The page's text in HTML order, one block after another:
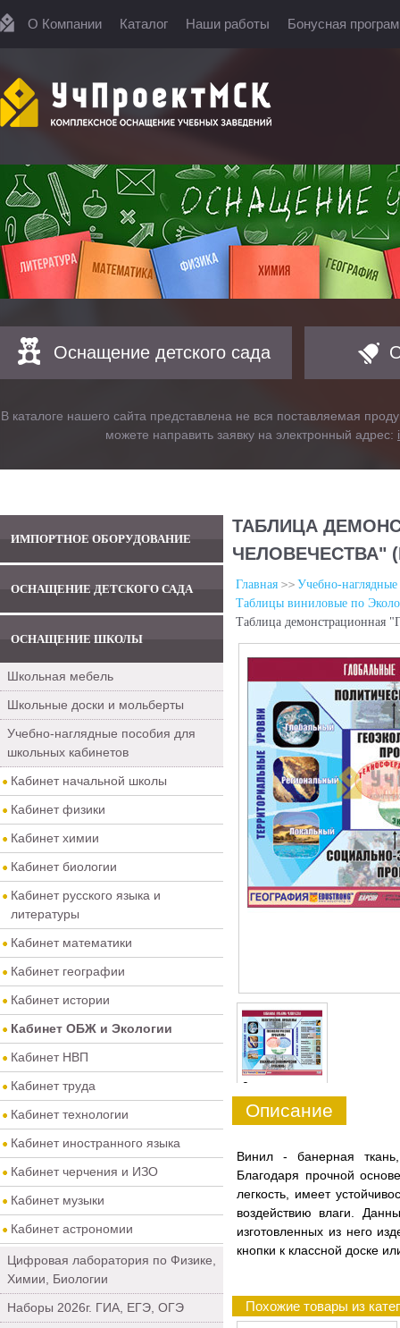
О Компании Каталог Наши работы Бонусная
Оснащение детского сада
В каталоге нашего сайта представлена не вся поставляемая
можете направить заявку на электронный адрес:
ИМПОРТНОЕ ОБОРУДОВАНИЕ
ОСНАЩЕНИЕ ДЕТСКОГО САДА
ОСНАЩЕНИЕ ШКОЛЫ
Школьная мебель
Школьные доски и мольберты
Учебно-наглядные пособия для
школьных кабинетов
Кабинет начальной школы
Кабинет физики
Кабинет химии
Кабинет биологии
Кабинет русского языка и
литературы
Кабинет математики
Кабинет географии
Кабинет истории
Кабинет ОБЖ и Экологии
Кабинет НВП
Кабинет труда
Кабинет технологии
Кабинет иностранного языка
Кабинет черчения и ИЗО
Кабинет музыки
Кабинет астрономии
Цифровая лаборатория по Физике,
Химии, Биологии
Наборы 2026г. ГИА, ЕГЭ, ОГЭ
ТАБЛИЦА
ЧЕЛОВЕЧЕСТВА"
Главная
Учебно-
Таблицы виниловые по
Таблица демонстрационная
0
Описание
​Винил - банерная
Благодаря прочной
легкость, имеет
воздействию влаги.
изготовленных из него
кнопки к классной доске
Похожие товары из